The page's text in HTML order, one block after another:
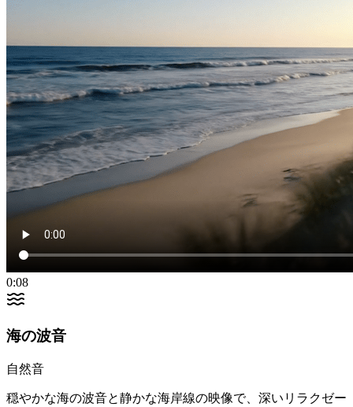
0:08
海の波音
自然音
穏やかな海の波音と静かな海岸線の映像で、深いリラクゼー